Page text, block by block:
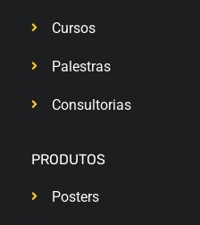
Cursos
Palestras
Consultorias
PRODUTOS
Posters